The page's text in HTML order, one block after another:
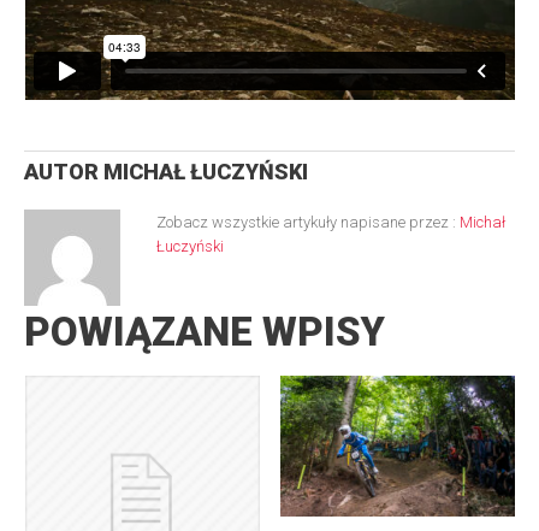
AUTOR MICHAŁ ŁUCZYŃSKI
Zobacz wszystkie artykuły napisane przez : Michał
Łuczyński
POWIĄZANE WPISY